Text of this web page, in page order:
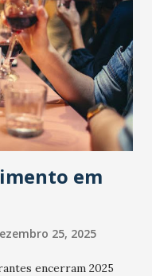
em
25, 2025
encerram 2025